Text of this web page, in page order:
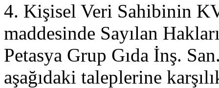
4. Kişisel Veri Sahibinin
maddesinde Sayılan
Petasya Grup Gıda İnş.
aşağıdaki taleplerine